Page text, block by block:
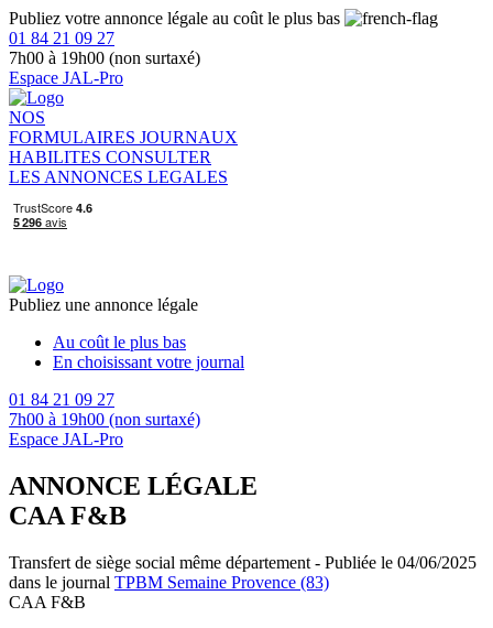
Publiez votre annonce légale au coût le plus bas
01 84 21 09 27
7h00 à 19h00 (non surtaxé)
Espace JAL-Pro
NOS
FORMULAIRES JOURNAUX
HABILITES CONSULTER
LES ANNONCES LEGALES
Publiez une annonce légale
Au coût le plus bas
En choisissant votre journal
01 84 21 09 27
7h00 à 19h00 (non surtaxé)
Espace JAL-Pro
ANNONCE LÉGALE
CAA F&B
Transfert de siège social même département - Publiée le 04/06/2025
dans le journal TPBM Semaine Provence (83)
CAA F&B